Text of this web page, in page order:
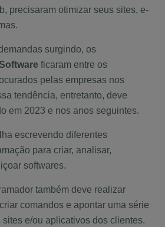
precisaram otimizar seus sites, e-
surgindo, os
ficaram entre os
pelas empresas nos
tendência, entretanto, deve
em 2023 e nos anos seguintes.
escrevendo diferentes
para criar, analisar,
softwares.
também deve realizar
comandos e apontar uma série
e/ou aplicativos dos clientes.